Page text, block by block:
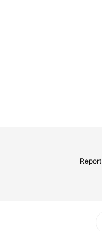
Report